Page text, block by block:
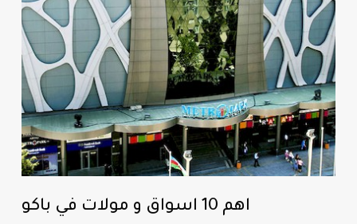
اهم 10 اسواق و مولات في باكو